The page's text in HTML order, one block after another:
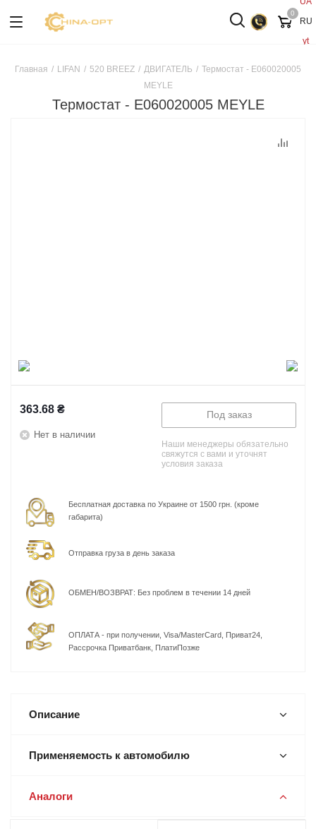
RU
yt
0
Главная / LIFAN / 520 BREEZ / ДВИГАТЕЛЬ / Термостат - E060020005
MEYLE
Термостат - E060020005 MEYLE
363.68 ₴
Нет в наличии
Под заказ
Наши менеджеры обязательно
свяжутся с вами и уточнят
условия заказа
Бесплатная доставка по Украине от 1500 грн. (кроме
габарита)
Отправка груза в день заказа
ОБМЕН/ВОЗВРАТ: Без проблем в течении 14 дней
ОПЛАТА - при получении, Visa/MasterCard, Приват24,
Рассрочка Приватбанк, ПлатиПозже
Описание
Применяемость к автомобилю
Аналоги